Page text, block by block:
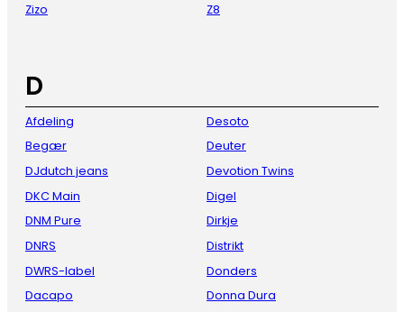
Zizo
Z8
D
Afdeling
Begær
DJdutch jeans
DKC Main
DNM Pure
DNRS
DWRS-label
Dacapo
Desoto
Deuter
Devotion Twins
Digel
Dirkje
Distrikt
Donders
Donna Dura